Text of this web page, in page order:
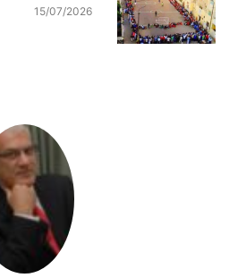
15/07/2026